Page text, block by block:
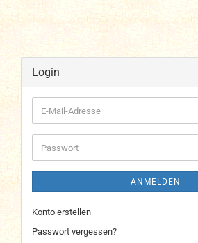
Login
E-
Mail-
Adresse
Passwort
ANMELDEN
Konto erstellen
Passwort vergessen?